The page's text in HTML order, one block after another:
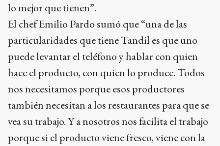
lo mejor que tienen”.
El chef Emilio Pardo sumó que “una de las
particularidades que tiene Tandil es que uno
puede levantar el teléfono y hablar con quien
hace el producto, con quien lo produce. Todos
nos necesitamos porque esos productores
también necesitan a los restaurantes para que se
vea su trabajo. Y a nosotros nos facilita el trabajo
porque si el producto viene fresco, viene con la